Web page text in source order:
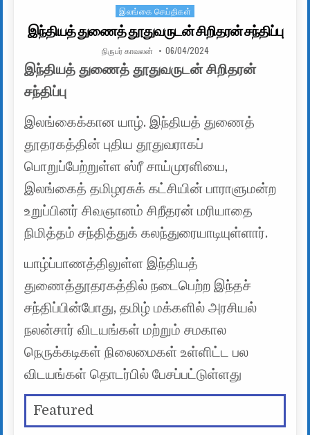
Posted in
இலங்கை செய்திகள்
இந்தியத் துணைத் தூதுவருடன் சிறிதரன் சந்திப்பு
AUTHOR:
நிருபர் காவலன் PUBLISHED DATE:
06/04/2024
இந்தியத் துணைத் தூதுவருடன் சிறிதரன்
சந்திப்பு
இலங்கைக்கான யாழ். இந்தியத் துணைத்
தூதரகத்தின் புதிய தூதுவராகப்
பொறுப்பேற்றுள்ள ஸ்ரீ சாய்முரளியை,
இலங்கைத் தமிழரசுக் கட்சியின் பாராளுமன்ற
உறுப்பினர் சிவஞானம் சிறீதரன் மரியாதை
நிமித்தம் சந்தித்துக் கலந்துரையாடியுள்ளார்.
யாழ்ப்பாணத்திலுள்ள இந்தியத்
துணைத்தூதரகத்தில் நடைபெற்ற இந்தச்
சந்திப்பின்போது, தமிழ் மக்களில் அரசியல்
நலன்சார் விடயங்கள் மற்றும் சமகால
நெருக்கடிகள் நிலைமைகள் உள்ளிட்ட பல
விடயங்கள் தொடர்பில் பேசப்பட்டுள்ளது
Featured